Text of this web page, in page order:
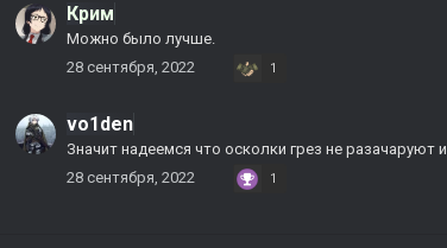
Крим
Можно было лучше.
28 сентября, 2022
1
vo1den
Значит надеемся что осколки грез не
28 сентября, 2022
1